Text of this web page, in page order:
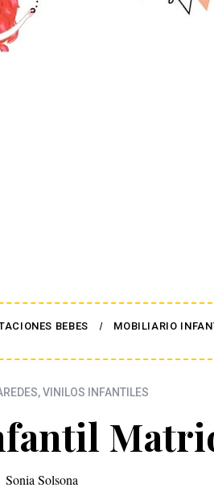
BEBES MOBILIARIO
,VINILOS INFANTILES
Sonia Solsona